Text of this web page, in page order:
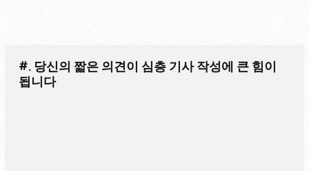
#. 당신의 짧은 의견이 심층 기사 작성에 큰 힘이
됩니다